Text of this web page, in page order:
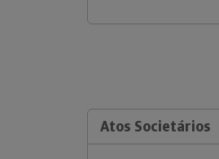
Atos Societários